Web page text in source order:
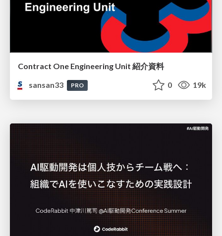
Contract One Engineering Unit 紹介資料
sansan33
PRO 0 19k